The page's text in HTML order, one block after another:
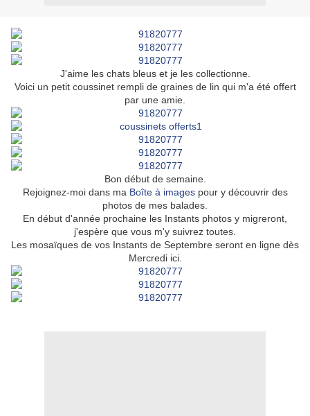
J'aime les chats bleus et je les collectionne.
Voici un petit coussinet rempli de graines de lin qui m'a été offert
par une amie.
Bon début de semaine.
Rejoignez-moi dans ma Boîte à imagespour y découvrir des
photos de mes balades.
En début d'année prochaine les Instants photos y migreront,
j'espère que vous m'y suivrez toutes.
Les mosaïques de vos Instants de Septembre seront en ligne dès
Mercredi ici.